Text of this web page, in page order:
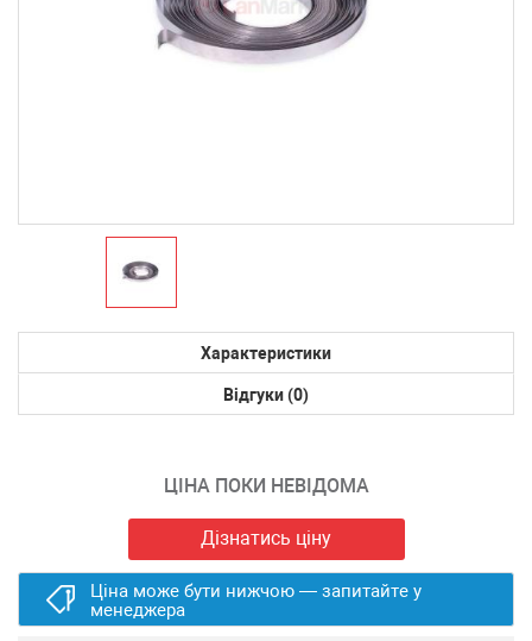
Характеристики
Відгуки (0)
ЦІНА ПОКИ НЕВІДОМА
Дізнатись ціну
Ціна може бути нижчою — запитайте у
менеджера